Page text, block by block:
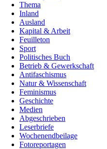
Thema
Inland
Ausland
Kapital & Arbeit
Feuilleton
Sport
Politisches Buch
Betrieb & Gewerkschaft
Antifaschismus
Natur & Wissenschaft
Feminismus
Geschichte
Medien
Abgeschrieben
Leserbriefe
Wochenendbeilage
Fotoreportagen